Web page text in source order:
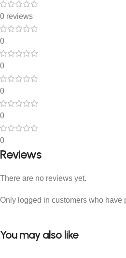
0 reviews
0
0
0
0
0
Reviews
There are no reviews yet.
Only logged in customers who have
You may also like